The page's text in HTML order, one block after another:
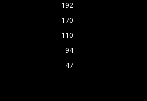
192
170
110
94
47